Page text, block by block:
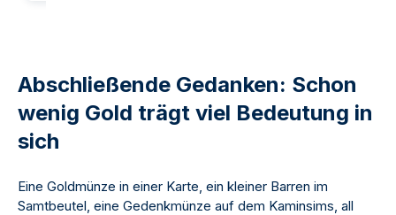
Abschließende Gedanken: Schon
wenig Gold trägt viel Bedeutung in
sich
Eine Goldmünze in einer Karte, ein kleiner Barren im
Samtbeutel, eine Gedenkmünze auf dem Kaminsims, all